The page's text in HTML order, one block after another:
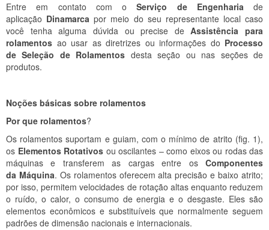
Entre em contato com oServiço de Engenhariade
aplicação Dinamarca por meio do seu representante local caso
você tenha alguma dúvida ou precise deAssistência para
rolamentos ao usar as diretrizes ou informações do Processo
de Seleção de Rolamentos desta seção ou nas seções de
produtos.
Noções básicas sobre rolamentos
Por que rolamentos?
Os rolamentos suportam e guiam, com o mínimo de atrito (fig. 1),
os Elementos Rotativos ou oscilantes – como eixos ou rodas das
máquinas e transferem as cargas entre osComponentes
da Máquina. Os rolamentos oferecem alta precisão e baixo atrito;
por isso, permitem velocidades de rotação altas enquanto reduzem
o ruído, o calor, o consumo de energia e o desgaste. Eles são
elementos econômicos e substituíveis que normalmente seguem
padrões de dimensão nacionais e internacionais.